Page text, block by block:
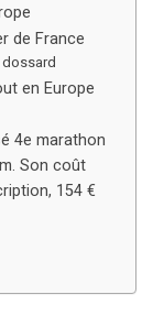
de France
en Europe
4e marathon
Son coût
154 €